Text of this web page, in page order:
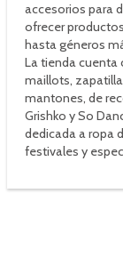
accesorios para
ofrecer
hasta géneros
La tienda cuenta
maillots,
mantones, de
Grishko y So
dedicada a ropa
festivales y